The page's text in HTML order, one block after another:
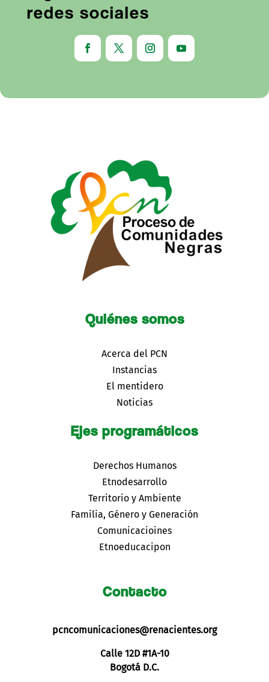
redes sociales
Quiénes somos
Acerca del PCN
Instancias
El mentidero
Noticias
Ejes programáticos
Derechos Humanos
Etnodesarrollo
Territorio y Ambiente
Familia, Género y Generación
Comunicacioines
Etnoeducacipon
Contacto
pcncomunicaciones@renacientes.org
Calle 12D #1A-10
Bogotá D.C.